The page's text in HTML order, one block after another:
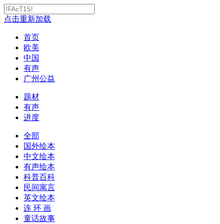
点击重新加载
首页
欧美
中国
有声
广州公益
题材
有声
进度
全部
国外绘本
中文绘本
有声绘本
科普百科
民间寓言
英文绘本
连 环 画
童话故事